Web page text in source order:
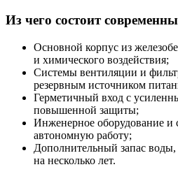
Из чего состоит
Основной корпус из
и химического воздействия;
Системы вентиляции и
резервным источником
Герметичный вход с
повышенной защиты;
Инженерное оборудование и
автономную работу;
Дополнительный запас
на несколько лет.